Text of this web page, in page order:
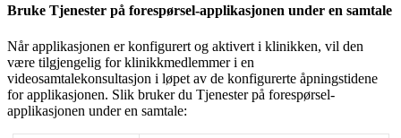
Bruke Tjenester på forespørsel-applikasjonen under en samtale
Når applikasjonen er konfigurert og aktivert i klinikken, vil den
være tilgjengelig for klinikkmedlemmer i en
videosamtalekonsultasjon i løpet av de konfigurerte åpningstidene
for applikasjonen. Slik bruker du Tjenester på forespørsel-
applikasjonen under en samtale: